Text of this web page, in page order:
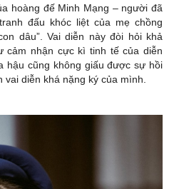
hoàng đế Minh Mạng – người đã
đấu khóc liệt của mẹ chồng
dâu”. Vai diễn này đòi hỏi khả
cảm nhận cực kì tinh tế của diễn
hậu cũng không giấu được sự hồi
vai diễn khá nặng ký của mình.